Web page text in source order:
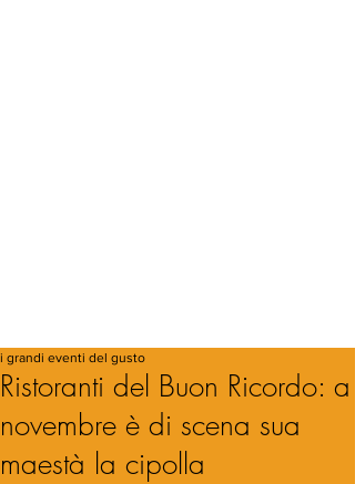
Ristoranti del Buon Ricordo: a
novembre è di scena sua
maestà la cipolla
i grandi eventi del gusto